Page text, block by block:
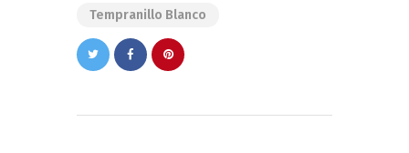
Tempranillo Blanco